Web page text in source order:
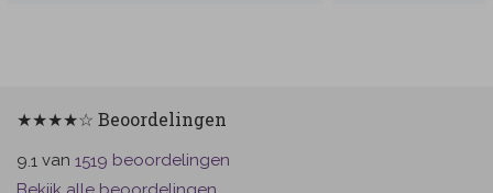
★★★★☆ Beoordelingen
9.1 van 1519 beoordelingen